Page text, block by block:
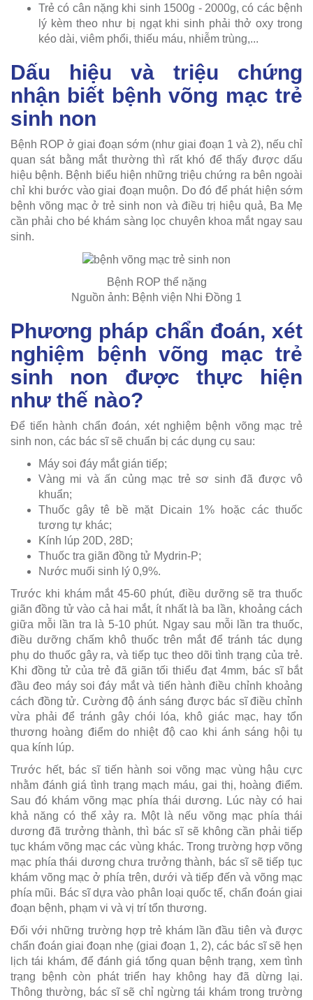
Trẻ có cân nặng khi sinh 1500g - 2000g, có các bệnh
lý kèm theo như bị ngạt khi sinh phải thở oxy trong
kéo dài, viêm phổi, thiếu máu, nhiễm trùng,...
Dấu hiệu và triệu chứng
nhận biết bệnh võng mạc trẻ
sinh non
Bệnh ROP ở giai đoạn sớm (như giai đoạn 1 và 2), nếu chỉ
quan sát bằng mắt thường thì rất khó để thấy được dấu
hiệu bệnh. Bệnh biểu hiện những triệu chứng ra bên ngoài
chỉ khi bước vào giai đoạn muộn. Do đó để phát hiện sớm
bệnh võng mạc ở trẻ sinh non và điều trị hiệu quả, Ba Mẹ
cần phải cho bé khám sàng lọc chuyên khoa mắt ngay sau
sinh.
Bệnh ROP thể nặng
Nguồn ảnh: Bệnh viện Nhi Đồng 1
Phương pháp chẩn đoán, xét
nghiệm bệnh võng mạc trẻ
sinh non được thực hiện
như thế nào?
Để tiến hành chẩn đoán, xét nghiệm bệnh võng mạc trẻ
sinh non, các bác sĩ sẽ chuẩn bị các dụng cụ sau:
Máy soi đáy mắt gián tiếp;
Vàng mi và ấn củng mạc trẻ sơ sinh đã được vô
khuẩn;
Thuốc gây tê bề mặt Dicain 1% hoặc các thuốc
tương tự khác;
Kính lúp 20D, 28D;
Thuốc tra giãn đồng tử Mydrin-P;
Nước muối sinh lý 0,9%.
Trước khi khám mắt 45-60 phút, điều dưỡng sẽ tra thuốc
giãn đồng tử vào cả hai mắt, ít nhất là ba lần, khoảng cách
giữa mỗi lần tra là 5-10 phút. Ngay sau mỗi lần tra thuốc,
điều dưỡng chấm khô thuốc trên mắt để tránh tác dụng
phụ do thuốc gây ra, và tiếp tục theo dõi tình trạng của trẻ.
Khi đồng tử của trẻ đã giãn tối thiểu đạt 4mm, bác sĩ bắt
đầu đeo máy soi đáy mắt và tiến hành điều chỉnh khoảng
cách đồng tử. Cường độ ánh sáng được bác sĩ điều chỉnh
vừa phải để tránh gây chói lóa, khô giác mạc, hay tổn
thương hoàng điểm do nhiệt độ cao khi ánh sáng hội tụ
qua kính lúp.
Trước hết, bác sĩ tiến hành soi võng mạc vùng hậu cực
nhằm đánh giá tình trạng mạch máu, gai thị, hoàng điểm.
Sau đó khám võng mạc phía thái dương. Lúc này có hai
khả năng có thể xảy ra. Một là nếu võng mạc phía thái
dương đã trưởng thành, thì bác sĩ sẽ không cần phải tiếp
tục khám võng mạc các vùng khác. Trong trường hợp võng
mạc phía thái dương chưa trưởng thành, bác sĩ sẽ tiếp tục
khám võng mạc ở phía trên, dưới và tiếp đến và võng mạc
phía mũi. Bác sĩ dựa vào phân loại quốc tế, chẩn đoán giai
đoạn bệnh, phạm vi và vị trí tổn thương.
Đối với những trường hợp trẻ khám lần đầu tiên và được
chẩn đoán giai đoạn nhẹ (giai đoạn 1, 2), các bác sĩ sẽ hẹn
lịch tái khám, để đánh giá tổng quan bệnh trạng, xem tình
trạng bệnh còn phát triển hay không hay đã dừng lại.
Thông thường, bác sĩ sẽ chỉ ngừng tái khám trong trường